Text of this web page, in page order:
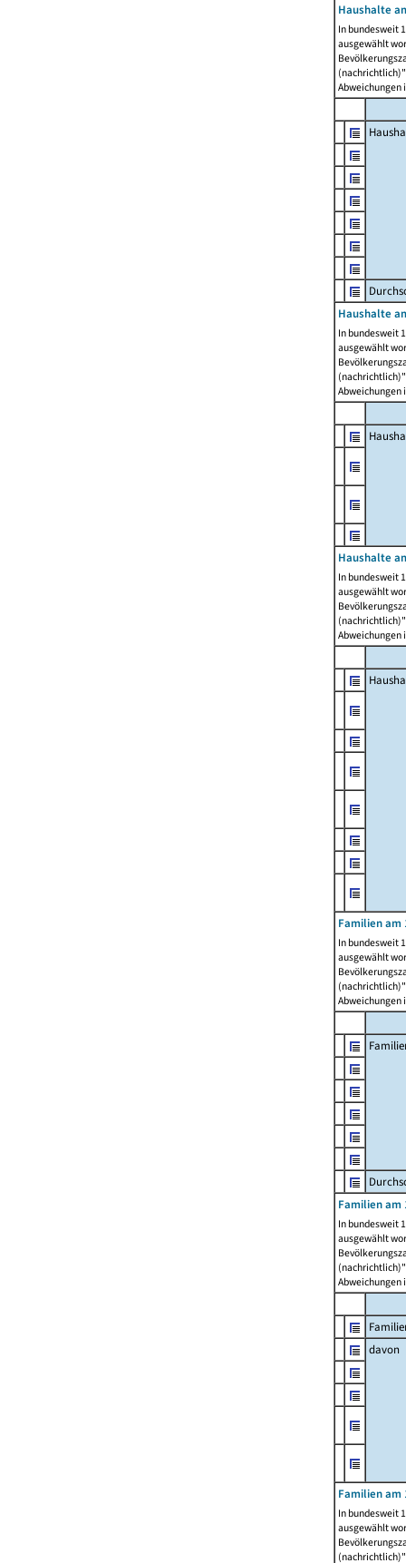
Haushalte
In bundesweit
ausgewählt
Abweichungen
Haushalte
In bundesweit
ausgewählt
Abweichungen
Haushalte
In bundesweit
ausgewählt
Abweichungen
Familien am
In bundesweit
ausgewählt
Abweichungen
Familien am
In bundesweit
ausgewählt
Abweichungen
davon
Familien am
In bundesweit
ausgewählt